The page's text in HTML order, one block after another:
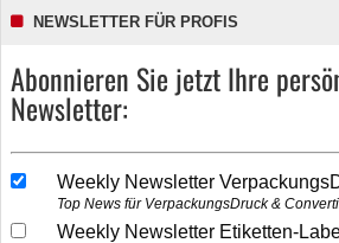
NEWSLETTER FÜR PROFIS
Abonnieren Sie jetzt Ihre
Newsletter:
Weekly Newsletter
Top News für VerpackungsDruck &
Weekly Newsletter Etiketten-